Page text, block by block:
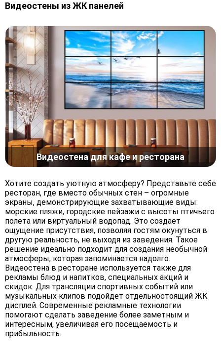
Видеостены из ЖК панелей
Видеостена для кафе и ресторана
Хотите создать уютную атмосферу? Представьте себе
ресторан, где вместо обычных стен – огромные
экраны, демонстрирующие захватывающие виды:
морские пляжи, городские пейзажи с высоты птичьего
полета или виртуальный водопад. Это создает
ощущение присутствия, позволяя гостям окунуться в
другую реальность, не выходя из заведения. Такое
решение идеально подходит для создания необычной
атмосферы, которая запоминается надолго.
Видеостена в ресторане используется также для
рекламы блюд и напитков, специальных акций и
скидок. Для трансляции спортивных событий или
музыкальных клипов подойдет отдельностоящий ЖК
дисплей. Современные рекламные технологии
помогают сделать заведение более заметным и
интересным, увеличивая его посещаемость и
прибыльность.